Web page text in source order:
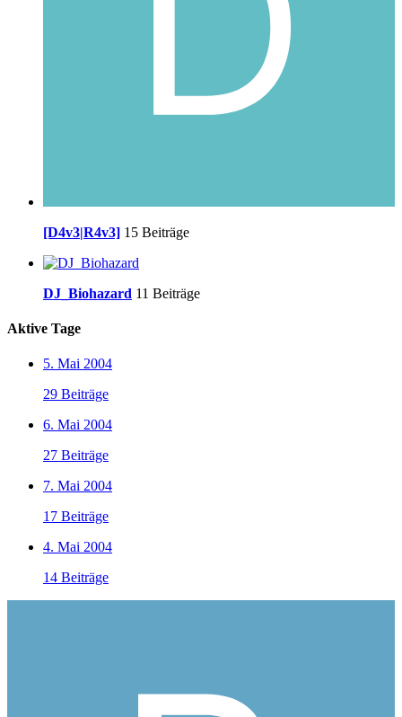
[D4v3|R4v3] 15 Beiträge
DJ_Biohazard 11 Beiträge
Aktive Tage
5. Mai 2004
29 Beiträge
6. Mai 2004
27 Beiträge
7. Mai 2004
17 Beiträge
4. Mai 2004
14 Beiträge